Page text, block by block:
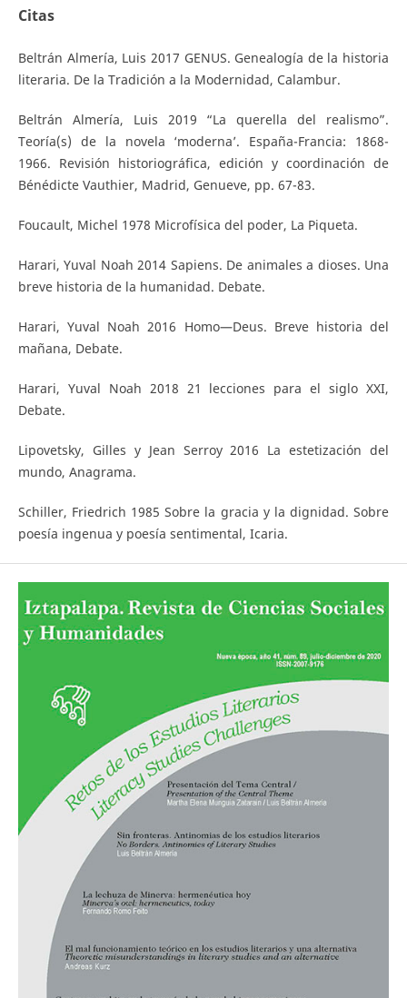
Citas
Beltrán Almería, Luis 2017 GENUS. Genealogía de la historia
literaria. De la Tradición a la Modernidad, Calambur.
Beltrán Almería, Luis 2019 “La querella del realismo”.
Teoría(s) de la novela ‘moderna’. España-Francia: 1868-
1966. Revisión historiográfica, edición y coordinación de
Bénédicte Vauthier, Madrid, Genueve, pp. 67-83.
Foucault, Michel 1978 Microfísica del poder, La Piqueta.
Harari, Yuval Noah 2014 Sapiens. De animales a dioses. Una
breve historia de la humanidad. Debate.
Harari, Yuval Noah 2016 Homo—Deus. Breve historia del
mañana, Debate.
Harari, Yuval Noah 2018 21 lecciones para el siglo XXI,
Debate.
Lipovetsky, Gilles y Jean Serroy 2016 La estetización del
mundo, Anagrama.
Schiller, Friedrich 1985 Sobre la gracia y la dignidad. Sobre
poesía ingenua y poesía sentimental, Icaria.